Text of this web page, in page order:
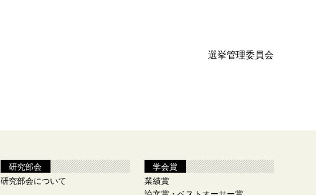
選挙管理委員会
研究部会
研究部会について
学会賞
業績賞